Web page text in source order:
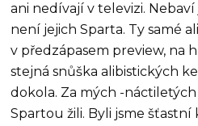
ani nedívají v televizi.
není jejich Sparta. Ty samé
v předzápasem preview, na
stejná snůška alibistických
dokola. Za mých -
Spartou žili. Byli jsme šťastní